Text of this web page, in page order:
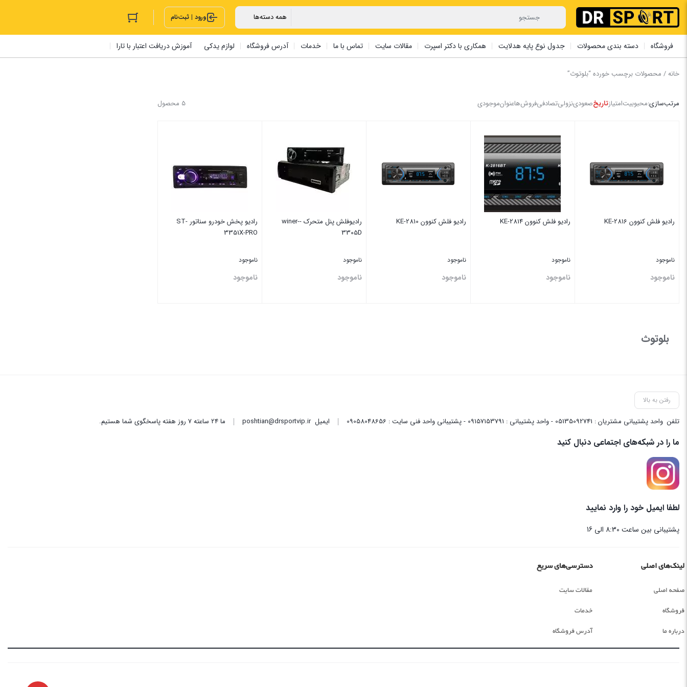
ورود | ثبت‌نام
فروشگاه دسته بندی محصولات جدول نوع پایه هدلایت همکاری با دکتر اسپرت مقالات سایت تماس با ما خدمات آدرس فروشگاه لوازم یدکی آموزش دریافت اعتبار با تارا
خانه/ محصولات برچسب خورده “بلوتوث”
5 محصول مرتب‌سازی:محبوبیتامتیازتاریخصعودینزولیتصادفیفروش‌هاعنوانموجودی
رادیو فلش کنوون KE-2816
ناموجود
ناموجود
رادیو فلش کنوون KE-2814
ناموجود
ناموجود
رادیو فلش کنوون KE-2810
ناموجود
ناموجود
رادیوفلش پنل متحرک -winer-
3305D
ناموجود
ناموجود
رادیو پخش خودرو سناتور ST-
3351X-PRO
ناموجود
ناموجود
بلوتوث
رفتن به بالا
تلفن واحد پشتیبانی مشتریان : 05135092741 - واحد پشتیبانی : 09157153791 - پشتیبانی واحد فنی سایت : 09058048656 ایمیلposhtian@drsportvip.ir ما 24 ساعته 7 روز هفته پاسخگوی شما هستیم.
ما را در شبکه‌های اجتماعی دنبال کنید
لطفا ایمیل خود را وارد نمایید
پشتیبانی بین ساعت 8:30 الی 16
لینک‌های اصلی
صفحه اصلی
فروشگاه
درباره ما
دسترسی‌های سریع
مقالات سایت
خدمات
آدرس فروشگاه